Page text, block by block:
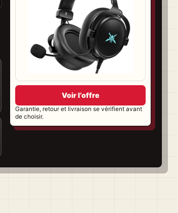
Voir l’offre
Garantie, retour et livraison se vérifient avant
de choisir.